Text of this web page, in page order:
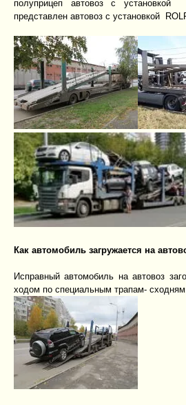
полуприцеп автовоз с
представлен автовоз с установкой
Как автомобиль загружается на
Исправный автомобиль на автовоз
ходом по специальным трапам-